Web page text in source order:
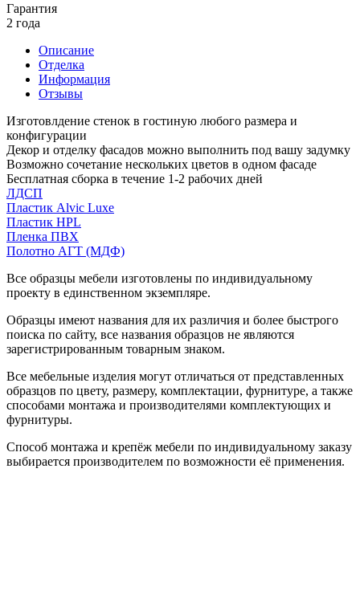
Гарантия
2 года
Описание
Отделка
Информация
Отзывы
Изготовлдение стенок в гостиную любого размера и
конфигурации
Декор и отделку фасадов можно выполнить под вашу задумку
Возможно сочетание нескольких цветов в одном фасаде
Бесплатная сборка в течение 1-2 рабочих дней
ЛДСП
Пластик Alvic Luxe
Пластик HPL
Пленка ПВХ
Полотно АГТ (МДФ)
Все образцы мебели изготовлены по индивидуальному
проекту в единственном экземпляре.
Образцы имеют названия для их различия и более быстрого
поиска по сайту, все названия образцов не являются
зарегистрированным товарным знаком.
Все мебельные изделия могут отличаться от представленных
образцов по цвету, размеру, комплектации, фурнитуре, а также
способами монтажа и производителями комплектующих и
фурнитуры.
Способ монтажа и крепёж мебели по индивидуальному заказу
выбирается производителем по возможности её применения.